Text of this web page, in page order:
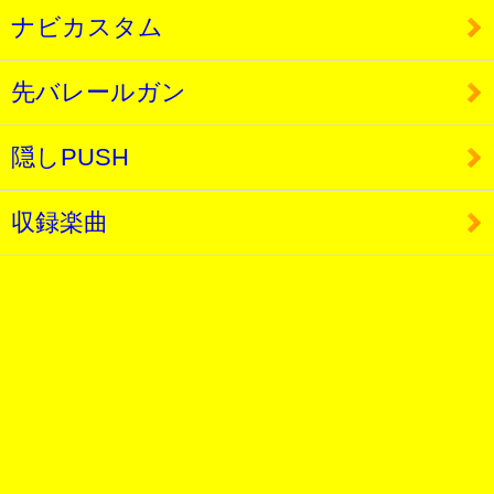
ナビカスタム
先バレールガン
隠しPUSH
収録楽曲